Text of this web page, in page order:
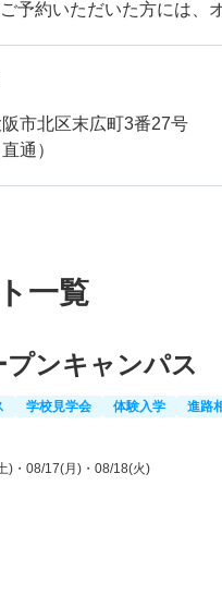
予約いただいた方には、
市北区末広町3番27号
通）
一覧
プンキャンパス
学校見学会 体験入学
進路
) ・08/17(月) ・08/18(火)